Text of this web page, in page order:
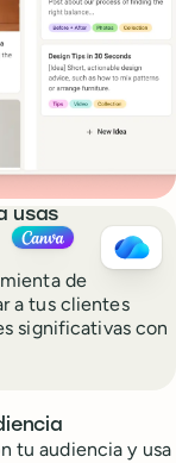
usas
de
a tus clientes
significativas con
Photos
Canva
tu audiencia y usa